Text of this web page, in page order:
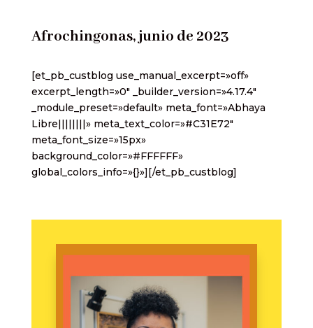
Afrochingonas, junio de 2023
[et_pb_custblog use_manual_excerpt=»off»
excerpt_length=»0″ _builder_version=»4.17.4″
_module_preset=»default» meta_font=»Abhaya
Libre||||||||» meta_text_color=»#C31E72″
meta_font_size=»15px»
background_color=»#FFFFFF»
global_colors_info=»{}»][/et_pb_custblog]